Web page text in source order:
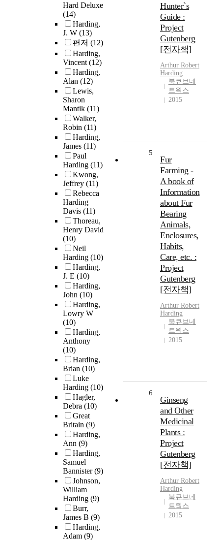
Hard Deluxe
(14)
Harding,
J. W (13)
편저 (12)
Harding,
Vincent(12)
Harding,
Alan (12)
Lewis,
Sharon
Mantik (11)
Walker,
Robin (11)
Harding,
James (11)
Paul
Harding (11)
Kwong,
Jeffrey (11)
Rebecca
Harding
Davis (11)
Thoreau,
Henry David
(10)
Neil
Harding (10)
Harding,
J. E (10)
Harding,
John (10)
Harding,
Lowry W
(10)
Harding,
Anthony
(10)
Harding,
Brian (10)
Luke
Harding (10)
Hagler,
Debra (10)
Great
Britain (9)
Harding,
Ann (9)
Harding,
Samuel
Bannister(9)
Johnson,
William
Harding (9)
Burr,
James B (9)
Harding,
Adam (9)
Hunter`s
Guide :
Project
Gutenberg
[전자책]
Arthur Robert
Harding
북큐브네
트웍스
2015
5
Fur
Farming -
A book of
Information
about Fur
Bearing
Animals,
Enclosures,
Habits,
Care, etc. :
Project
Gutenberg
[전자책]
Arthur Robert
Harding
북큐브네
트웍스
2015
6
Ginseng
and Other
Medicinal
Plants :
Project
Gutenberg
[전자책]
Arthur Robert
Harding
북큐브네
트웍스
2015